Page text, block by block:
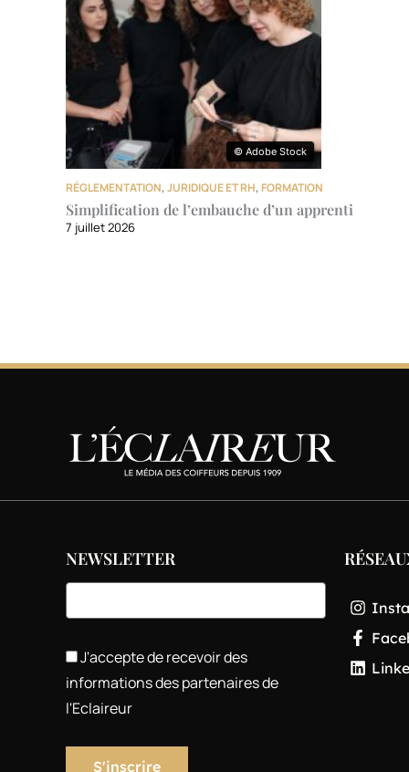
© Adobe Stock
© Adobe Stock
RÉGLEMENTATION,JURIDIQUE ET RH, FORMATION
Simplification de l’embauche d’un apprenti
7 juillet 2026
NEWSLETTER
J'accepte de recevoir des
informations des partenaires de
l'Eclaireur